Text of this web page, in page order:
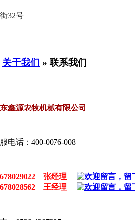
32号
关于我们 » 联系我们
鑫源农牧机械有限公司
0076-008
张经理
王经理